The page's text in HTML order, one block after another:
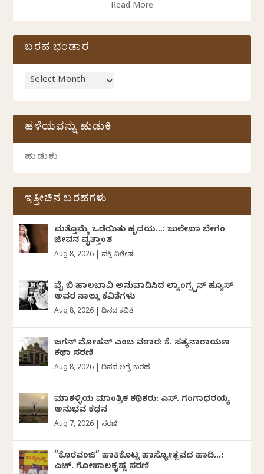
Read More
ಬರಹ ಭಂಡಾರ
ಹಳೆಯವನ್ನು ಹುಡುಕಿ
ಇತ್ತೀಚಿನ ಬರಹಗಳು
ಮತ್ತೊಮ್ಮೆ ಒಡೆಯಿತು ಹೃದಯ…: ಜುಲೇಖಾ ಬೇಗಂ
ಜೀವನ ವೃತ್ತಾಂತ
Aug 8, 2026 ವ್ಯಕ್ತಿ ವಿಶೇಷ
ವೈ ಬಿ ಹಾಲಬಾವಿ ಅನುವಾದಿಸಿದ ಲ್ಯಾಂಗ್ಸ್ಟನ್ ಹ್ಯೂಸ್
ಅವರ ನಾಲ್ಕು ಕವಿತೆಗಳು
Aug 8, 2026 |ದಿನದ ಕವಿತೆ
ಜಗನ್‌ ಮೋಹನ್‌ ಎಂಬ ವಠಾರ: ಕೆ. ಸತ್ಯನಾರಾಯಣ
ಕಥಾ ಸರಣಿ
Aug 8, 2026 |ದಿನದ ಅಗ್ರ ಬರಹ
ಮಾಕಳ್ಳಿಯ ಮಾಂತ್ರಿಕ ಕಥಿಕರು: ಎಸ್. ಗಂಗಾಧರಯ್ಯ
ಅನುಭವ ಕಥನ
Aug 7, 2026 ಸರಣಿ
“ಕೊರವಂಜಿ” ಹಾಕಿಕೊಟ್ಟ ಹಾಸ್ಯೋತ್ಸವದ ಹಾದಿ…:
ಎಚ್. ಗೋಪಾಲಕೃಷ್ಣ ಸರಣಿ